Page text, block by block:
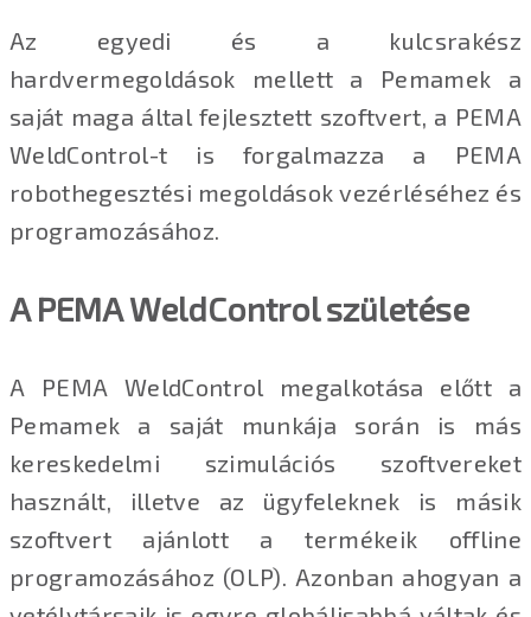
Az egyedi és a kulcsrakész
hardvermegoldások mellett a Pemamek a
saját maga által fejlesztett szoftvert, a PEMA
WeldControl-t is forgalmazza a PEMA
robothegesztési megoldások vezérléséhez és
programozásához.
A PEMA WeldControl születése
A PEMA WeldControl megalkotása előtt a
Pemamek a saját munkája során is más
kereskedelmi szimulációs szoftvereket
használt, illetve az ügyfeleknek is másik
szoftvert ajánlott a termékeik offline
programozásához (OLP). Azonban ahogyan a